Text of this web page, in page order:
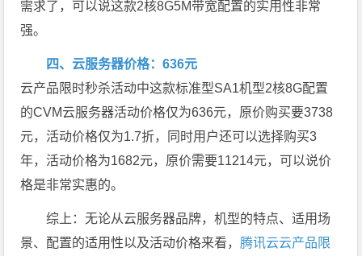
需求了，可以说这款2核8G5M带宽配置的实用性非常
强。
四、云服务器价格：636元
云产品限时秒杀活动中这款标准型SA1机型2核8G配置
的CVM云服务器活动价格仅为636元，原价购买要3738
元，活动价格仅为1.7折，同时用户还可以选择购买3
年，活动价格为1682元，原价需要11214元，可以说价
格是非常实惠的。
综上：无论从云服务器品牌，机型的特点、适用场
景、配置的适用性以及活动价格来看， 腾讯云云产品限